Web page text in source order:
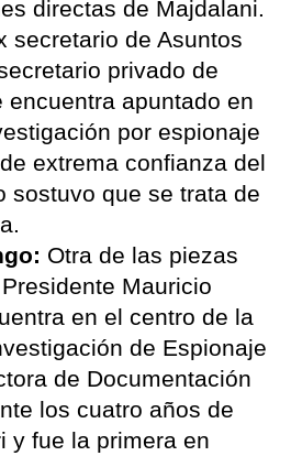
directas de Majdalani.
secretario de Asuntos
privado de
encuentra apuntado en
por espionaje
extrema confianza del
sostuvo que se trata de
Otra de las piezas
Mauricio
en el centro de la
de Espionaje
de Documentación
los cuatro años de
y fue la primera en